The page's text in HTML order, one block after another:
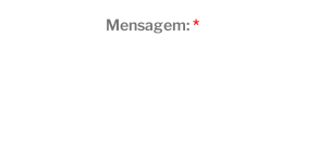
Mensagem:*